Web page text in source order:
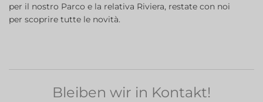
per il nostro Parco e la relativa Riviera, restate con noi
per scoprire tutte le novità.
Bleiben wir in Kontakt!